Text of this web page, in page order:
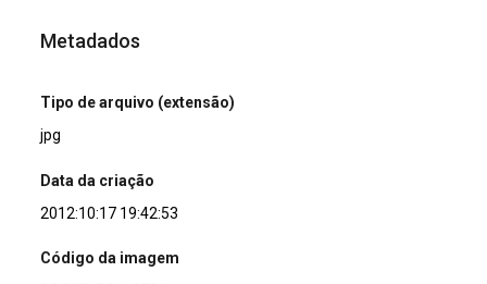
Metadados
Tipo de arquivo (extensão)
jpg
Data da criação
2012:10:17 19:42:53
Código da imagem